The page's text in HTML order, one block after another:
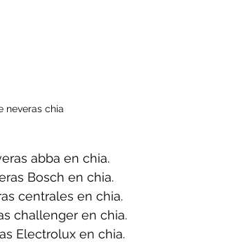
neveras chia
abba en chia.
Bosch en chia.
centrales en chia.
challenger en chia.
Electrolux en chia.